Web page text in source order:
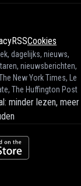
RSSCookies
dagelijks, nieuws,
nieuwsberichten,
New York Times, Le
The Huffington Post
minder lezen, meer